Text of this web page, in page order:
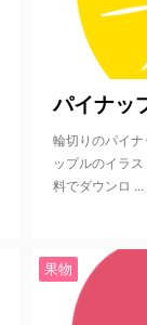
パイナッ
輪切りのパイ
ップルのイラ
料でダウンロ ...
果物